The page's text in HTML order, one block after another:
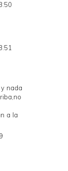
nada
a la